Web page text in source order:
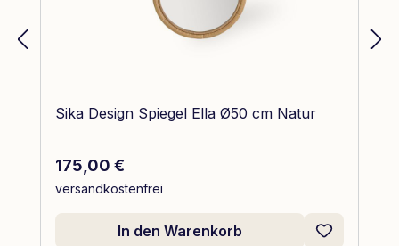
Sika Design Spiegel Ella Ø50 cm Natur
Regulärer Preis:
175,00 €
versandkostenfrei
In den Warenkorb